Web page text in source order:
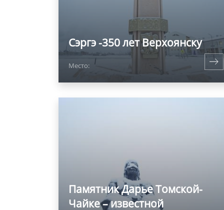
Сэргэ -350 лет Верхоянску
Место:
Памятник Дарье Томской-
Чайке – известной